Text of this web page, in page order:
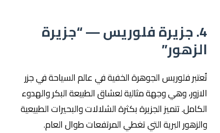
4. جزيرة فلوريس — “جزيرة
الزهور”
تُعتبر فلوريس الجوهرة الخفية في عالم السياحة في جزر
الازور، وهي وجهة مثالية لعشاق الطبيعة البكر والهدوء
الكامل. تتميز الجزيرة بكثرة الشلالات والبحيرات الطبيعية
والزهور البرية التي تغطي المرتفعات طوال العام.